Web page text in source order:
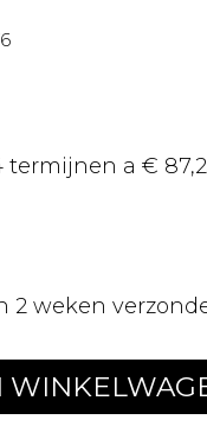
termijnen a €
2 weken